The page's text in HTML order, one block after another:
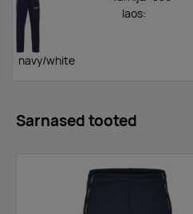
navy/white
laos:
Sarnased tooted